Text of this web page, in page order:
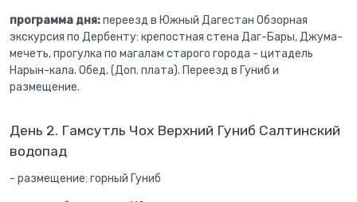
программа дня:переезд в Южный Дагестан Обзорная
экскурсия по Дербенту: крепостная стена Даг-Бары, Джума-
мечеть, прогулка по магалам старого города - цитадель
Нарын-кала. Обед. (Доп. плата). Переезд в Гуниб и
размещение.
День 2. Гамсутль Чох Верхний Гуниб Салтинский
водопад
- размещение: горный Гуниб